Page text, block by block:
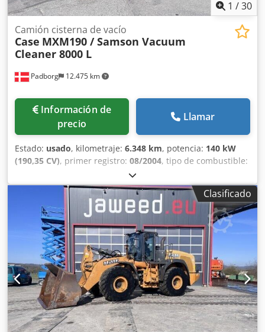
encuadernaciones.
1 /30
Padborg 12.475 km
Camión cisterna de vacío
Case MXM190 / Samson Vacuum
Cleaner 8000 L
Información de
precio
Llamar
Estado: usado, kilometraje: 6.348 km, potencia: 140 kW
(190,35 CV), primer registro: 08/2004, tipo de combustible:
2004
MXM190 / Samson Cisterna de Vacío 8000 L Año: 2004
Condición: Buena Número de serie: ACM231045 Ref. nº.:
8084 Fecha de matriculación: CV: 190 Horas: 6348 Caja de
cambios: Powershift total 19+6 Depósito de gasoil: 1
Capacidad del depósito: 400 L Radio: ? Asiento neumático:
? Frenos: Frenos de disco en baño de aceite Tamaño de
neumáticos: 600/65R25 + 650/75R38 - 520/70R34
Porcentaje de banda de rodadura restante: 60% 90% - 40%
Caja de herramientas: ? Sistema hidráulico: ? Dedpfxeynq
Dbj Afxowa Fabricante de cisterna: Samson Capacidad de
la cisterna: 8000 L Bomba de alta presión: 2 x HPP Caudal
de alta presión: 122 l/min - 130 bar Bomba de vacío:
Clasificado